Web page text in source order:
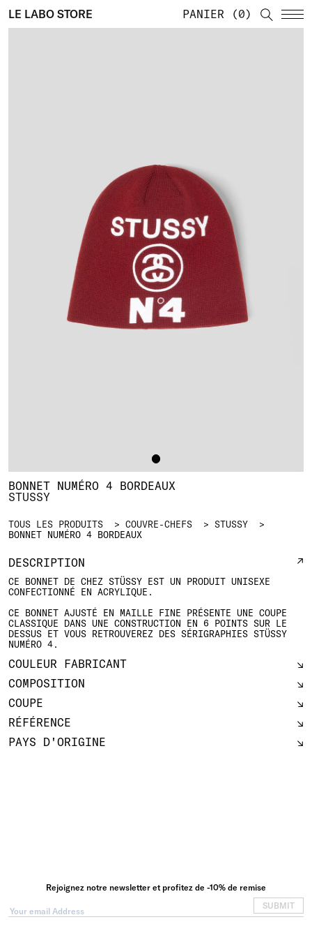
LE LABO STORE PANIER 0
TOUS LES PRODUITS COUVRE-CHEFS
STUSSY
BONNET NUMÉRO 4 BORDEAUX
BONNET NUMÉRO 4 BORDEAUX
STUSSY
DESCRIPTION
CE BONNET DE CHEZ STÜSSY EST UN PRODUIT UNISEXE
CONFECTIONNÉ EN ACRYLIQUE.
CE BONNET AJUSTÉ EN MAILLE FINE PRÉSENTE UNE COUPE
CLASSIQUE DANS UNE CONSTRUCTION EN 6 POINTS SUR LE
DESSUS ET VOUS RETROUVEREZ DES SÉRIGRAPHIES STÜSSY
NUMÉRO 4.
COULEUR FABRICANT
COMPOSITION
COUPE
RÉFÉRENCE
PAYS D'ORIGINE
Rejoignez notre newsletter et profitez de -10% de remise
SUBMIT